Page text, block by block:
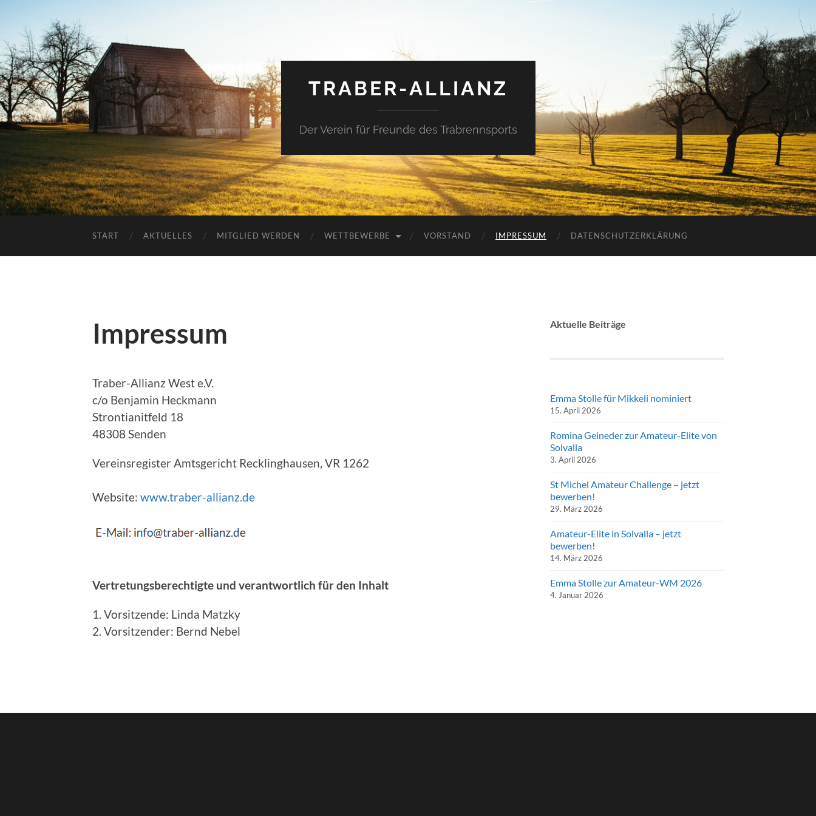
TRABER-ALLIANZ
Der Verein für Freunde des Trabrennsports
START AKTUELLES MITGLIED WERDEN WETTBEWERBE VORSTAND IMPRESSUM DATENSCHUTZERKLÄRUNG
Impressum
Traber-Allianz West e.V.
c/o Benjamin Heckmann
Strontianitfeld 18
48308 Senden
Vereinsregister Amtsgericht Recklinghausen, VR 1262
Website: www.traber-allianz.de
Vertretungsberechtigte und verantwortlich für den Inhalt
1. Vorsitzende: Linda Matzky
2. Vorsitzender: Bernd Nebel
Aktuelle Beiträge
Emma Stolle für Mikkeli nominiert
15. April 2026
Romina Geineder zur Amateur-Elite von
Solvalla
3. April 2026
St Michel Amateur Challenge – jetzt
bewerben!
29. März 2026
Amateur-Elite in Solvalla – jetzt
bewerben!
14. März 2026
Emma Stolle zur Amateur-WM 2026
4. Januar 2026